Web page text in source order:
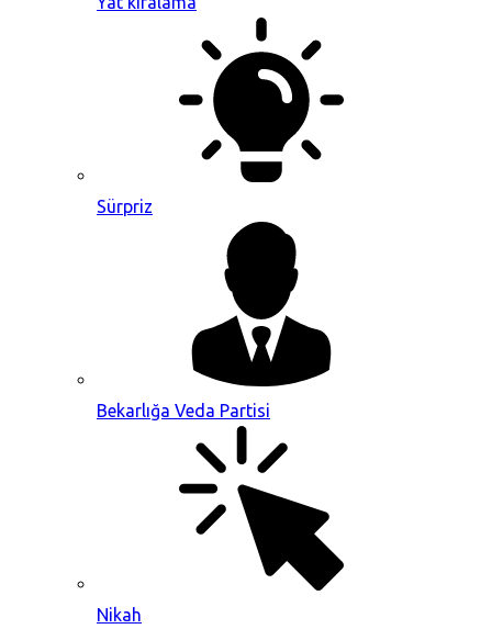
Sürpriz
Bekarlığa Veda Partisi
Nikah